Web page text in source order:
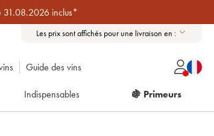
31.08.2026 inclus*
Les prix sont affichés pour une livraison en :
Guide des vins
Indispensables 🍇 Primeurs